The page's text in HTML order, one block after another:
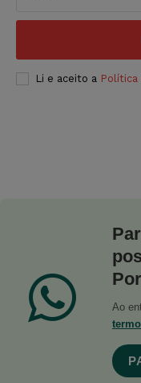
Li e aceito a Política
Ao